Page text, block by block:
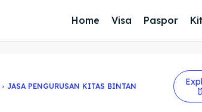
Home Visa Paspor
JASA PENGURUSAN KITAS BINTAN